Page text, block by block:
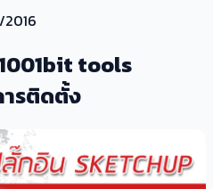
tools
รติดตั้ง